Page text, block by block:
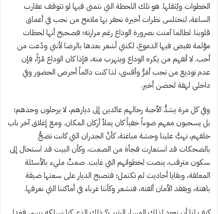
الخطوات ويُثقلها. هو تلك اللحظة التي نتمنى فيها لو تتوقف عقارب
الساعة، لنختلس نظرات أخيرة نحفر بها ملامح من نحب في أعماق
قلوبنا. لطالما آمنت بضرورة الوداع رغم مرارته؛ فصحيح أنها لحظات
مؤلمة تفيض فيها الدموع، لكنني أشعر بعدها بالرضا لأنني ودّعت من
أحب. لا أتفهم من يكره الوداع ويتهرب منه، فإذا كان الوداع مُرّاً، فإن
عدم توديع من تحب أمَرُّ وأقسى، لذا كنت دائماً أحرص الحضور وفي
داخلي لهفة لحضن أخير.
وفي كل مرة يشدُّ الأحبة رحالهم عائدين إلى ديارهم، لا يرحلون وحدهم؛
بل يسحبون معهم ضوءاً خفياً كان يملأ أركان المكان. ومع إغلاق آخر باب
خلفهم، تهبُّ علينا وحشة مباغتة، كأنَّ الجدران التي كانت تضجُّ
بالضحكات قد استعارت فجأة من الصمت، وكأن البيت قد استحال إلى
سكون مترقب، ينصت لخطواتهم التي غابت. صمتٌ مليء بالأسئلة
المعلقة، وبقايا أحاديث لم تكتمل؛ فتصبح الديار على سعتها ضيقة
باهتة، ويفقد الأمان ألفته، فنشعر وكأننا غرباء في أماكننا التي نعرفها.